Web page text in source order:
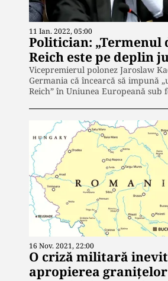
11 Ian. 2022, 05:00
Politician: „Termenul
Reich este pe deplin
Vicepremierul polonez Jaroslaw
Germania că încearcă să impună
Reich” în Uniunea Europeană sub
16 Nov. 2021, 22:00
O criză militară
apropierea